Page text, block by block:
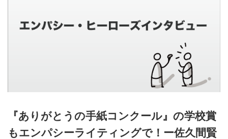
『ありがとうの手紙コンクール』の学校賞
もエンパシーライティングで！ー佐久間賢